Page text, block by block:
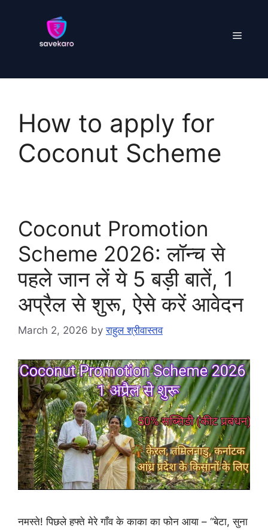
Menu
How to apply for
Coconut Scheme
Coconut Promotion
Scheme 2026: लॉन्च से
पहले जान लें ये 5 बड़ी बातें, 1
अप्रैल से शुरू, ऐसे करें आवेदन
March 2, 2026 byराहुल श्रीवास्तव
नमस्ते! पिछले हफ्ते मेरे गाँव के काका का फोन आया – “बेटा, सुना